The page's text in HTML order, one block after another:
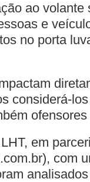
ao volante
e
no porta
considerá-
em
com